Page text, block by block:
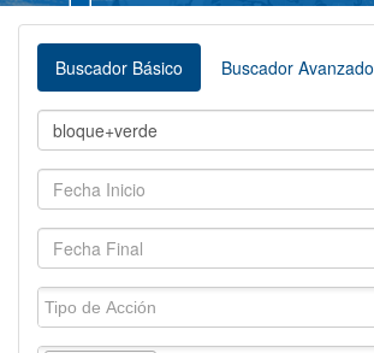
Buscador Básico Buscador Avanzado